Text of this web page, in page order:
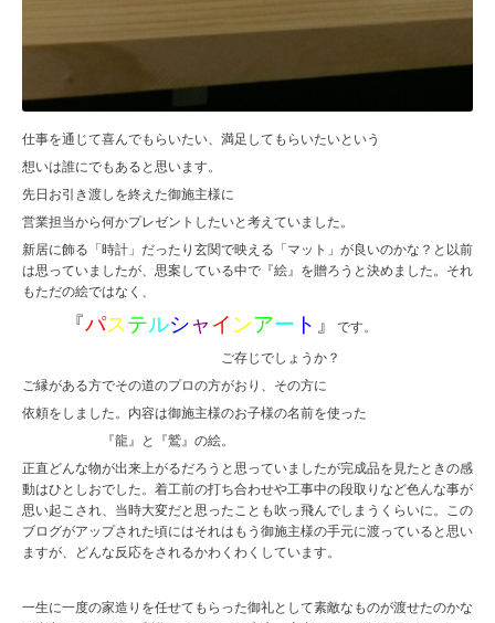
仕事を通じて喜んでもらいたい、満足してもらいたいという
想いは誰にでもあると思います。
先日お引き渡しを終えた御施主様に
営業担当から何かプレゼントしたいと考えていました。
新居に飾る「時計」だったり玄関で映える「マット」が良いのかな？と以前
は思っていましたが、思案している中で『絵』を贈ろうと決めました。それ
もただの絵ではなく、
『 パス テルシ ャ イ ンアー ト 』 です。
ご存じでしょうか？
ご縁がある方でその道のプロの方がおり、その方に
依頼をしました。内容は御施主様のお子様の名前を使った
『龍』と『鷲』の絵。
正直どんな物が出来上がるだろうと思っていましたが完成品を見たときの感
動はひとしおでした。着工前の打ち合わせや工事中の段取りなど色んな事が
思い起こされ、当時大変だと思ったことも吹っ飛んでしまうくらいに。この
ブログがアップされた頃にはそれはもう御施主様の手元に渡っていると思い
ますが、どんな反応をされるかわくわくしています。
一生に一度の家造りを任せてもらった御礼として素敵なものが渡せたのかな